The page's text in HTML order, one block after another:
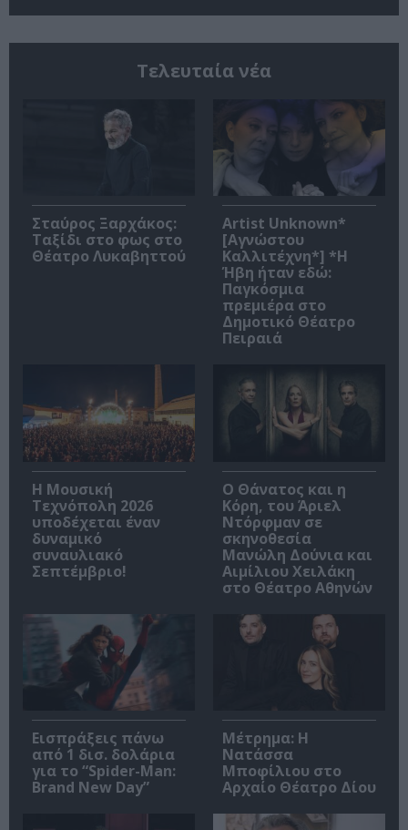
Τελευταία νέα
Σταύρος Ξαρχάκος:
Ταξίδι στο φως στο
Θέατρο Λυκαβηττού
Artist Unknown*
[Αγνώστου
Καλλιτέχνη*] *Η
Ήβη ήταν εδώ:
Παγκόσμια
πρεμιέρα στο
Δημοτικό Θέατρο
Πειραιά
Η Μουσική
Τεχνόπολη 2026
υποδέχεται έναν
δυναμικό
συναυλιακό
Σεπτέμβριο!
Ο Θάνατος και η
Κόρη, του Άριελ
Ντόρφμαν σε
σκηνοθεσία
Μανώλη Δούνια και
Αιμίλιου Χειλάκη
στο Θέατρο Αθηνών
Εισπράξεις πάνω
από 1 δισ. δολάρια
για το “Spider-Man:
Brand New Day”
Μέτρημα: Η
Νατάσσα
Μποφίλιου στο
Αρχαίο Θέατρο Δίου